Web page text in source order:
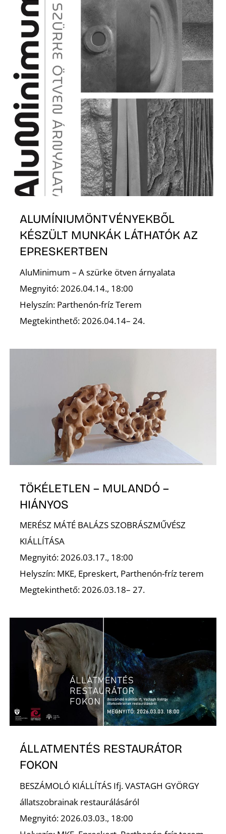
ALUMÍNIUMÖNTVÉNYEKBŐL
KÉSZÜLT MUNKÁK LÁTHATÓK AZ
EPRESKERTBEN
AluMinimum – A szürke ötven árnyalata
Megnyitó: 2026.04.14., 18:00
Helyszín: Parthenón-fríz Terem
Megtekinthető: 2026.04.14– 24.
TÖKÉLETLEN – MULANDÓ –
HIÁNYOS
MERÉSZ MÁTÉ BALÁZS SZOBRÁSZMŰVÉSZ
KIÁLLÍTÁSA
Megnyitó: 2026.03.17., 18:00
Helyszín: MKE, Epreskert, Parthenón-fríz terem
Megtekinthető: 2026.03.18– 27.
ÁLLATMENTÉS RESTAURÁTOR
FOKON
BESZÁMOLÓ KIÁLLÍTÁS Ifj. VASTAGH GYÖRGY
állatszobrainak restaurálásáról
Megnyitó: 2026.03.03., 18:00